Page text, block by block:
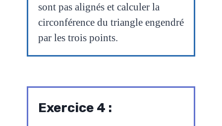
sont pas alignés et calculer la
circonférence du triangle engendré
par les trois points.
Exercice 4 :